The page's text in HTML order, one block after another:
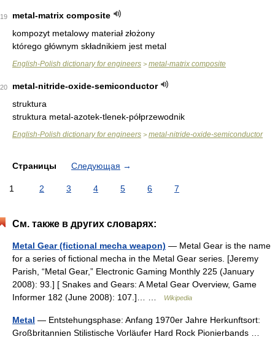
19
metal-matrix composite
kompozyt metalowy materiał złożony
którego głównym składnikiem jest metal
English-Polish dictionary for engineers > metal-matrix composite
20
metal-nitride-oxide-semiconductor
struktura
struktura metal-azotek-tlenek-półprzewodnik
English-Polish dictionary for engineers > metal-nitride-oxide-semiconductor
Страницы Следующая →
1 2 3 4 5 6 7
См. также в других словарях:
Metal Gear (fictional mecha weapon) — Metal Gear is the name
for a series of fictional mecha in the Metal Gear series. [Jeremy
Parish, “Metal Gear,” Electronic Gaming Monthly 225 (January
2008): 93.] [ Snakes and Gears: A Metal Gear Overview, Game
Informer 182 (June 2008): 107.]… …
Wikipedia
Metal — Entstehungsphase: Anfang 1970er Jahre Herkunftsort:
Großbritannien Stilistische Vorläufer Hard Rock Pionierbands …